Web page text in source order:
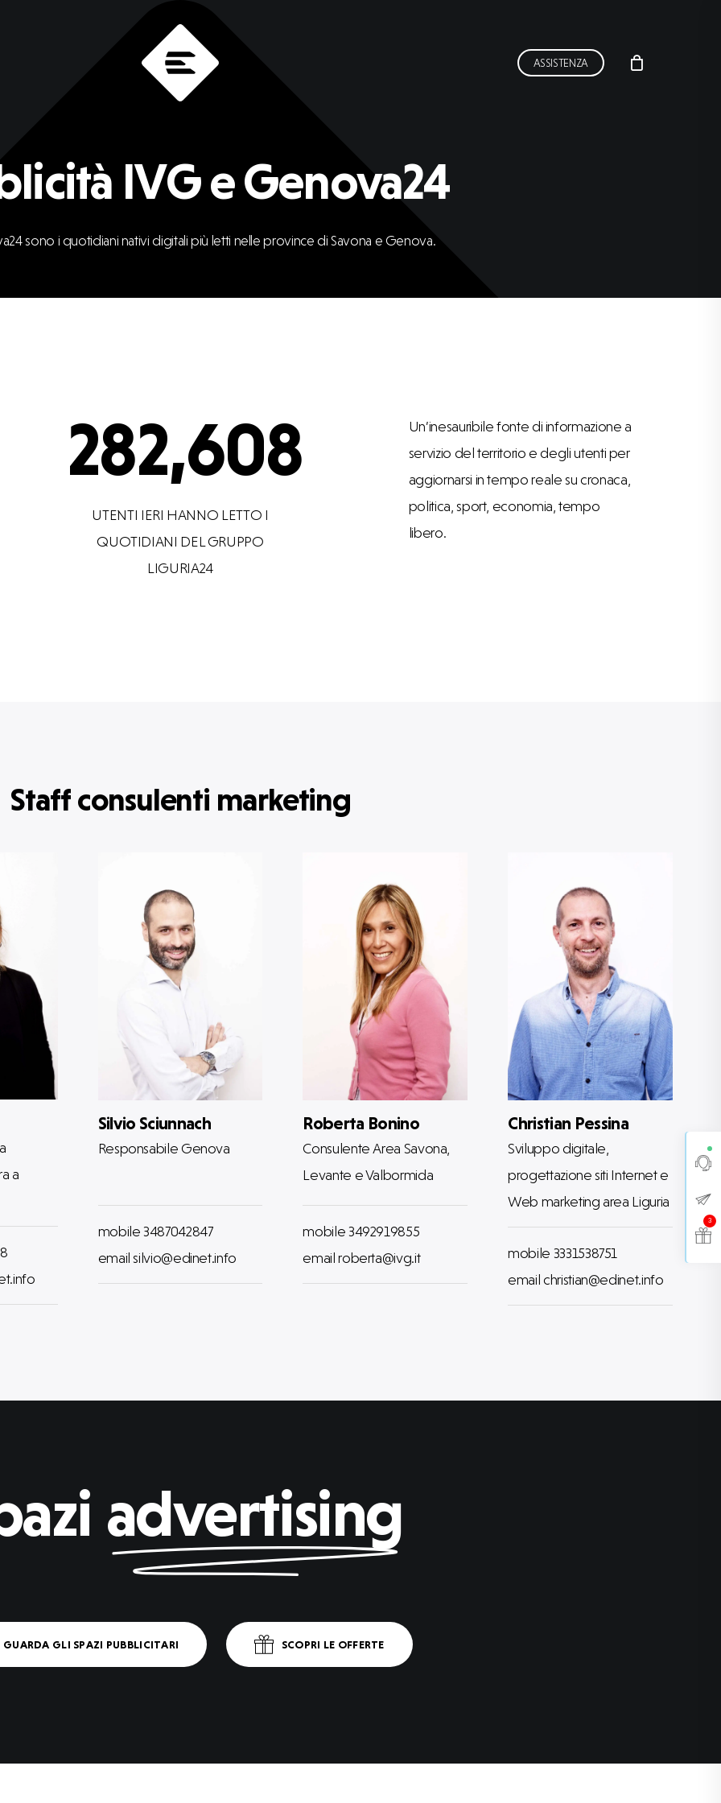
ASSISTENZA
3
IVG e Genova24
sono i quotidiani nativi digitali più letti nelle province di Savona e Genova.
282,608
UTENTI IERI HANNO LETTO I
QUOTIDIANI DEL GRUPPO
LIGURIA24
Un’inesauribile fonte di informazione a
servizio del territorio e degli utenti per
aggiornarsi in tempo reale su cronaca,
politica, sport, economia, tempo
libero.
Staff consulenti marketing
a
Silvio Sciunnach
Responsabile Genova
mobile 3487042847
email silvio@edinet.info
Roberta Bonino
Consulente Area Savona,
Levante e Valbormida
mobile 3492919855
email roberta@ivg.it
Christian Pessina
Sviluppo digitale,
progettazione siti Internet e
Web marketing area Liguria
mobile 3331538751
email christian@edinet.info
advertising
GUARDA GLI SPAZI PUBBLICITARI SCOPRI LE OFFERTE